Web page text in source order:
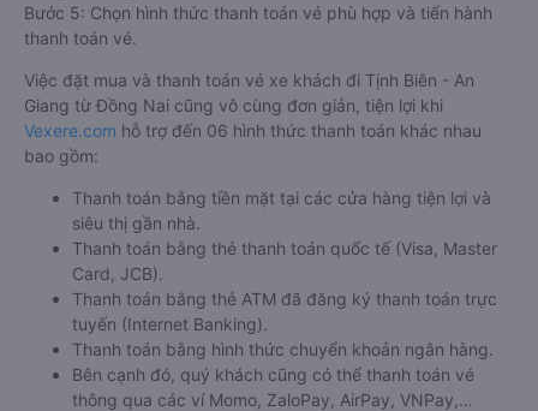
Bước 5: Chọn hình thức thanh toán vé phù hợp và tiến hành
thanh toán vé.
Việc đặt mua và thanh toán vé xe khách đi Tịnh Biên - An
Giang từ Đồng Nai cũng vô cùng đơn giản, tiện lợi khi
Vexere.com hỗ trợ đến 06 hình thức thanh toán khác nhau
bao gồm:
Thanh toán bằng tiền mặt tại các cửa hàng tiện lợi và
siêu thị gần nhà.
Thanh toán bằng thẻ thanh toán quốc tế (Visa, Master
Card, JCB).
Thanh toán bằng thẻ ATM đã đăng ký thanh toán trực
tuyến (Internet Banking).
Thanh toán bằng hình thức chuyển khoản ngân hàng.
Bên cạnh đó, quý khách cũng có thể thanh toán vé
thông qua các ví Momo, ZaloPay, AirPay, VNPay,…